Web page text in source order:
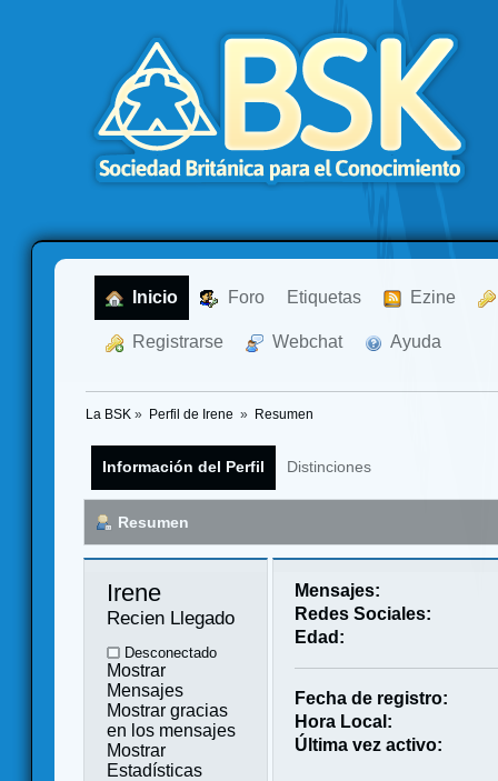
Inicio Foro Etiquetas Ezine
Registrarse Webchat Ayuda
La BSK » Perfil de Irene » Resumen
Información del Perfil Distinciones
Resumen
Irene
Recien Llegado
Desconectado
Mostrar
Mensajes
Mostrar gracias
en los mensajes
Mostrar
Estadísticas
Mensajes:
Redes Sociales:
Edad:
Fecha de registro:
Hora Local:
Última vez activo: